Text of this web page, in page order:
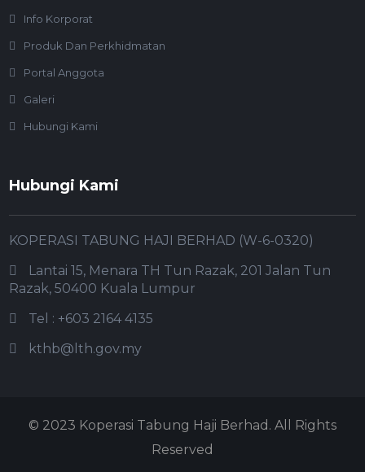
Info Korporat
Produk Dan Perkhidmatan
Portal Anggota
Galeri
Hubungi Kami
Hubungi Kami
KOPERASI TABUNG HAJI BERHAD (W-6-0320)
Lantai 15, Menara TH Tun Razak, 201 Jalan Tun
Razak, 50400 Kuala Lumpur
Tel : +603 2164 4135
kthb@lth.gov.my
© 2023 Koperasi Tabung Haji Berhad. All Rights
Reserved